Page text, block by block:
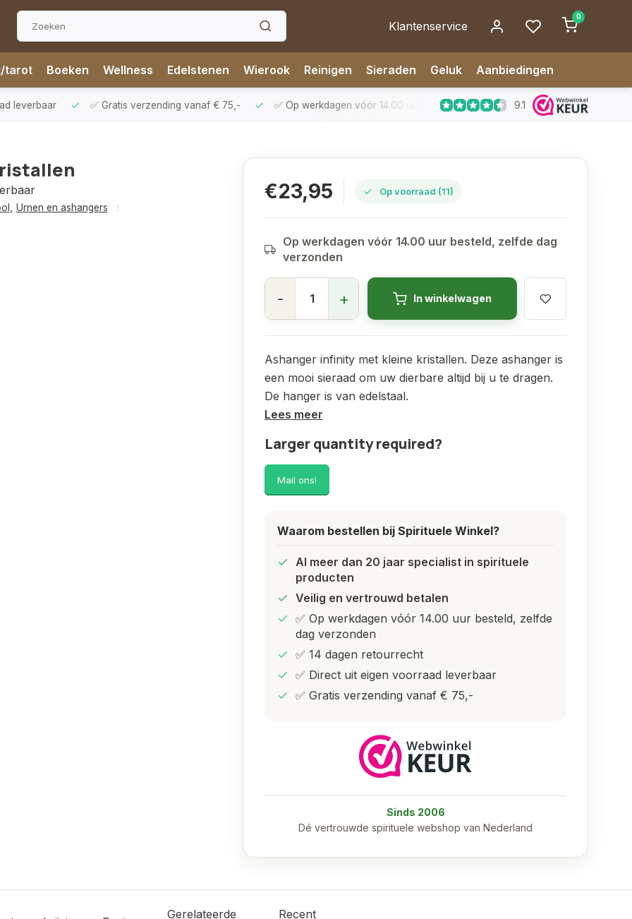
Klantenservice
0
tarot Boeken Wellness Edelstenen Wierook Reinigen Sieraden Geluk Aanbiedingen
leverbaar ✅ Gratis verzending vanaf € 75,- ✅ Op werkdagen vóór 14.00 uur besteld, zelfde dag verzonden
9.1
Urnen en ashangers
€23,95 Op voorraad (11)
Op werkdagen vóór 14.00 uur besteld, zelfde dag
verzonden
- + In winkelwagen
Ashanger infinity met kleine kristallen. Deze ashanger is
een mooi sieraad om uw dierbare altijd bij u te dragen.
De hanger is van edelstaal.
Lees meer
Larger quantity required?
Mail ons!
Waarom bestellen bij Spirituele Winkel?
Al meer dan 20 jaar specialist in spirituele
producten
Veilig en vertrouwd betalen
✅ Op werkdagen vóór 14.00 uur besteld, zelfde
dag verzonden
✅ 14 dagen retourrecht
✅ Direct uit eigen voorraad leverbaar
✅ Gratis verzending vanaf € 75,-
Sinds 2006
Dé vertrouwde spirituele webshop van Nederland
Gerelateerde
Recent